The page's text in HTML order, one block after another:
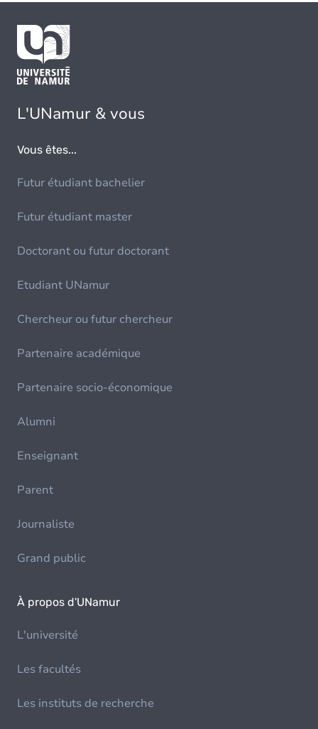
L'UNamur & vous
Vous êtes...
Futur étudiant bachelier
Futur étudiant master
Doctorant ou futur doctorant
Etudiant UNamur
Chercheur ou futur chercheur
Partenaire académique
Partenaire socio-économique
Alumni
Enseignant
Parent
Journaliste
Grand public
À propos d'UNamur
L'université
Les facultés
Les instituts de recherche